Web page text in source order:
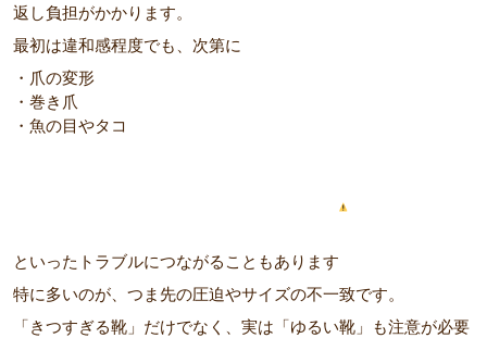
返し負担がかかります。
最初は違和感程度でも、次第に
・爪の変形
・巻き爪
・魚の目やタコ
といったトラブルにつながることもあります
特に多いのが、つま先の圧迫やサイズの不一致です。
「きつすぎる靴」だけでなく、実は「ゆるい靴」も注意が必要